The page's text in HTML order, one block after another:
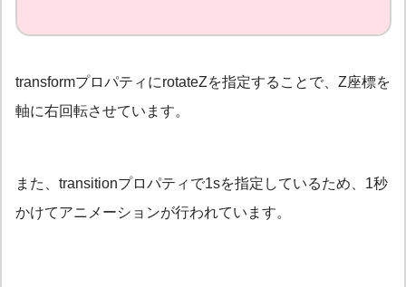
transformプロパティにrotateZを指定することで、Z座標を
軸に右回転させています。
また、transitionプロパティで1sを指定しているため、1秒
かけてアニメーションが行われています。